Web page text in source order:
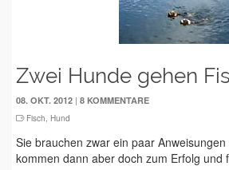
Zwei Hunde gehen
08. OKT. 2012 | 8 KOMMENTARE
Fisch, Hund
Sie brauchen zwar ein paar
kommen dann aber doch zum Erfolg und